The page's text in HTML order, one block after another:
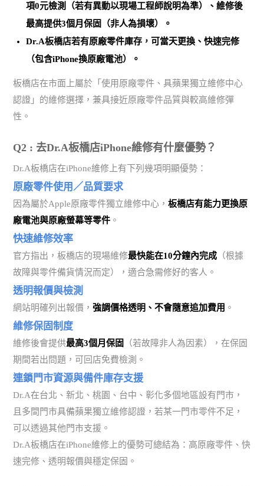
項0元檢測（若有異動以現場工程師說明為準）、維修後
最高提供3個月保固（非人為損壞）。
Dr.A板橋店若有原廠零件庫存，可當天更換、快速完修
（包含iPhone換原廠電池）。
板橋店在市面上屬於「使用原廠零件、具蘋果獨立維修中心
認證」的維修選擇，兼具接近原廠零件品質與較高維修彈
性。
Q2 : 去Dr.A板橋店iPhone維修有什麼優勢？
Dr.A板橋店在iPhone維修上有下列幾項明顯優勢：
原廠零件使用／品質要求
因為屬於Apple原廠零件獨立維修中心，板橋店有能力更換原
廠電池與原廠螢幕等零件 。
快速維修效率
官方指出，板橋店的現場維修最快能在10分鐘內完成 （根據
故障與零件備貨情況而定），適合急需修好的客人。
透明報價與檢測
網站明確列出報價，強調價格透明、不會隨意追加費用 。
維修保固制度
維修後會提供最高3個月保固
（若故障非人為因素），在保固
期間若出問題，可回店免費檢測。
連鎖門市資源與備件庫存支援
Dr.A在台北、新北、桃園、台中、彰化多個地區設有門市，
且多間門市具備蘋果獨立維修認證，若某一門市零件不足，
可以透過其他門市支援。
Dr.A板橋店在iPhone維修上的優勢可總結為：高原廠零件、快
速完修、透明報價與穩定保固。